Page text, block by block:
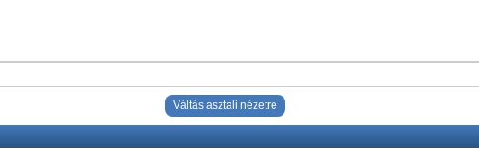
Váltás asztali nézetre